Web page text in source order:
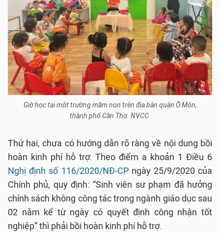
Giờ học tại một trường mầm non trên địa bàn quận Ô Môn,
thành phố Cần Thơ. NVCC.
Thứ hai, chưa có hướng dẫn rõ ràng về nội dung bồi
hoàn kinh phí hỗ trợ: Theo điểm a khoản 1 Điều 6
Nghị định số 116/2020/NĐ-CPngày 25/9/2020 của
Chính phủ, quy định: “Sinh viên sư phạm đã hưởng
chính sách không công tác trong ngành giáo dục sau
02 năm kể từ ngày có quyết định công nhận tốt
nghiệp” thì phải bồi hoàn kinh phí hỗ trợ.